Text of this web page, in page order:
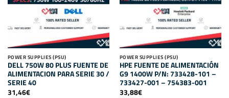
POWER SUPPLIES (PSU)
DELL 750W 80 PLUS FUENTE DE
ALIMENTACION PARA SERIE 30 /
SERIE 40
31,46€
POWER SUPPLIES (PSU)
HPE FUENTE DE ALIMENTACIÓN
G9 1400W P/N: 733428-101 –
733427-001 – 754383-001
33,88€